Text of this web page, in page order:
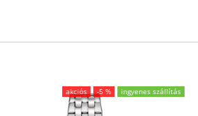
akciós -5 % ingyenes szállítás